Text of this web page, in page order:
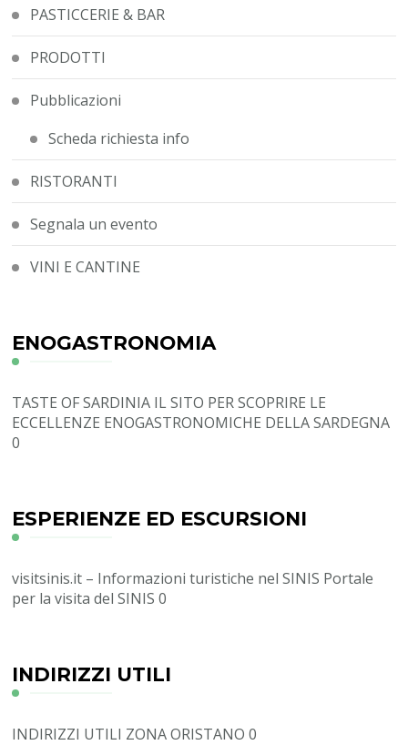
PASTICCERIE & BAR
PRODOTTI
Pubblicazioni
Scheda richiesta info
RISTORANTI
Segnala un evento
VINI E CANTINE
ENOGASTRONOMIA
TASTE OF SARDINIA IL SITO PER SCOPRIRE LE
ECCELLENZE ENOGASTRONOMICHE DELLA SARDEGNA
0
ESPERIENZE ED ESCURSIONI
visitsinis.it – Informazioni turistiche nel SINIS Portale
per la visita del SINIS 0
INDIRIZZI UTILI
INDIRIZZI UTILI ZONA ORISTANO 0